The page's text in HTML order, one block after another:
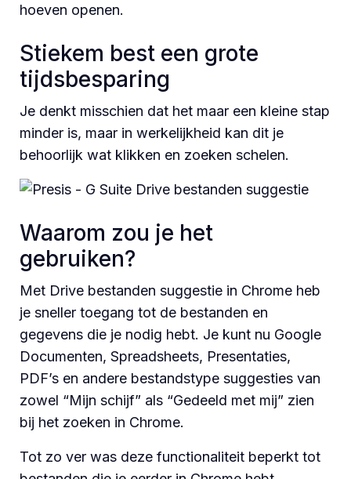
hoeven openen.
Stiekem best een grote
tijdsbesparing
Je denkt misschien dat het maar een kleine stap
minder is, maar in werkelijkheid kan dit je
behoorlijk wat klikken en zoeken schelen.
Waarom zou je het
gebruiken?
Met Drive bestanden suggestie in Chrome heb
je sneller toegang tot de bestanden en
gegevens die je nodig hebt. Je kunt nu Google
Documenten, Spreadsheets, Presentaties,
PDF’s en andere bestandstype suggesties van
zowel “Mijn schijf” als “Gedeeld met mij” zien
bij het zoeken in Chrome.
Tot zo ver was deze functionaliteit beperkt tot